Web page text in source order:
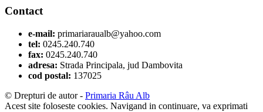
Contact
e-mail: primariaraualb@yahoo.com
tel: 0245.240.740
fax: 0245.240.740
adresa: Strada Principala, jud Dambovita
cod postal: 137025
© Drepturi de autor - Primaria Râu Alb
Acest site foloseste cookies. Navigand in continuare, va exprimati